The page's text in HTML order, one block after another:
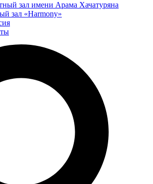
зал имени Арама Хачатуряна
зал «Harmony»